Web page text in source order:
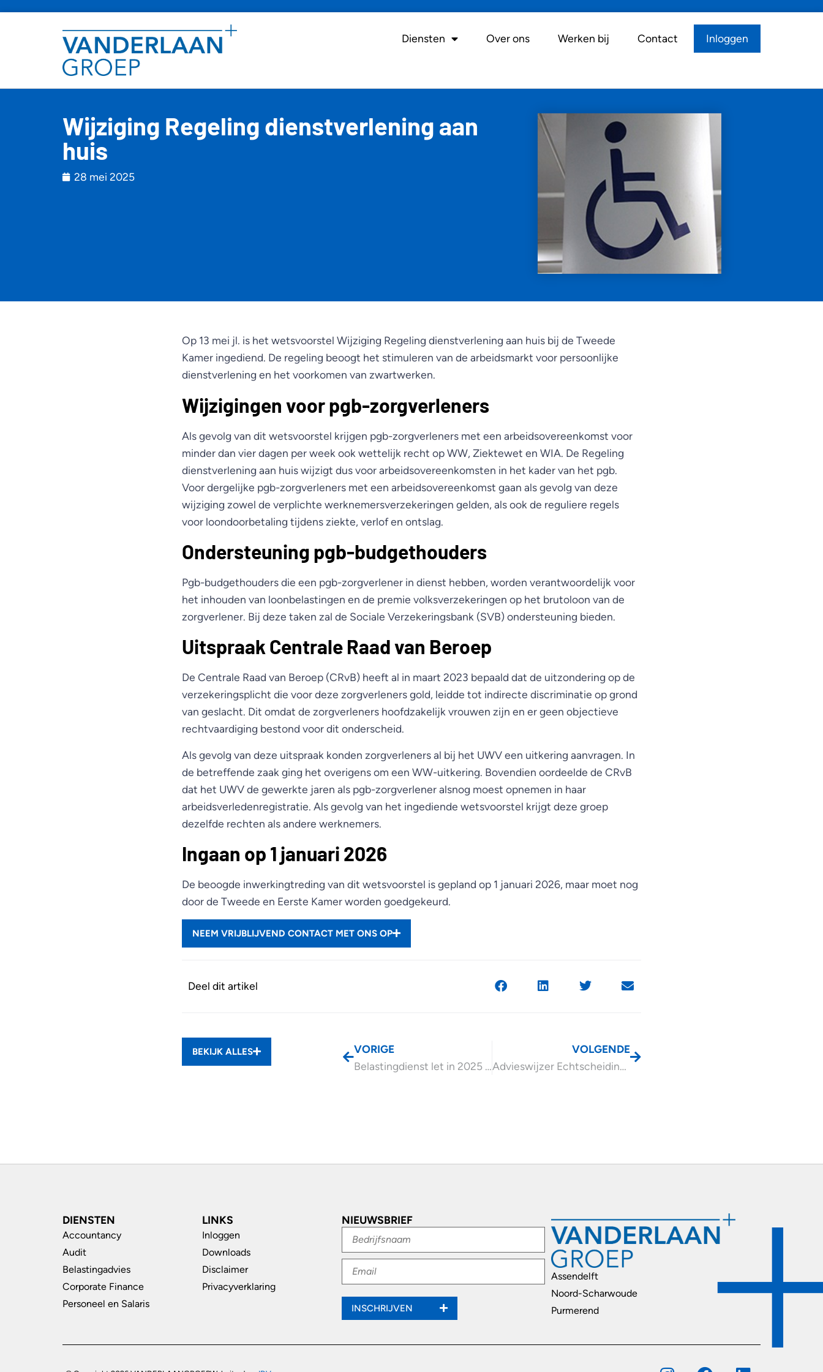
Diensten Over ons Werken bij Contact Inloggen
Wijziging Regeling dienstverlening aan
huis
28 mei 2025
Op 13 mei jl. is het wetsvoorstel Wijziging Regeling dienstverlening aan huis bij de Tweede
Kamer ingediend. De regeling beoogt het stimuleren van de arbeidsmarkt voor persoonlijke
dienstverlening en het voorkomen van zwartwerken.
Wijzigingen voor pgb-zorgverleners
Als gevolg van dit wetsvoorstel krijgen pgb-zorgverleners met een arbeidsovereenkomst voor
minder dan vier dagen per week ook wettelijk recht op WW, Ziektewet en WIA. De Regeling
dienstverlening aan huis wijzigt dus voor arbeidsovereenkomsten in het kader van het pgb.
Voor dergelijke pgb-zorgverleners met een arbeidsovereenkomst gaan als gevolg van deze
wijziging zowel de verplichte werknemersverzekeringen gelden, als ook de reguliere regels
voor loondoorbetaling tijdens ziekte, verlof en ontslag.
Ondersteuning pgb-budgethouders
Pgb-budgethouders die een pgb-zorgverlener in dienst hebben, worden verantwoordelijk voor
het inhouden van loonbelastingen en de premie volksverzekeringen op het brutoloon van de
zorgverlener. Bij deze taken zal de Sociale Verzekeringsbank (SVB) ondersteuning bieden.
Uitspraak Centrale Raad van Beroep
De Centrale Raad van Beroep (CRvB) heeft al in maart 2023 bepaald dat de uitzondering op de
verzekeringsplicht die voor deze zorgverleners gold, leidde tot indirecte discriminatie op grond
van geslacht. Dit omdat de zorgverleners hoofdzakelijk vrouwen zijn en er geen objectieve
rechtvaardiging bestond voor dit onderscheid.
Als gevolg van deze uitspraak konden zorgverleners al bij het UWV een uitkering aanvragen. In
de betreffende zaak ging het overigens om een WW-uitkering. Bovendien oordeelde de CRvB
dat het UWV de gewerkte jaren als pgb-zorgverlener alsnog moest opnemen in haar
arbeidsverledenregistratie. Als gevolg van het ingediende wetsvoorstel krijgt deze groep
dezelfde rechten als andere werknemers.
Ingaan op 1 januari 2026
De beoogde inwerkingtreding van dit wetsvoorstel is gepland op 1 januari 2026, maar moet nog
door de Tweede en Eerste Kamer worden goedgekeurd.
NEEM VRIJBLIJVEND CONTACT MET ONS OP
Deel dit artikel
BEKIJK ALLES
VORIGE
Belastingdienst let in 2025 extra op zakelijke kosten
VOLGENDE
Advieswijzer Echtscheiding en uw bedrijf
DIENSTEN
Accountancy
Audit
Belastingadvies
Corporate Finance
Personeel en Salaris
LINKS
Inloggen
Downloads
Disclaimer
Privacyverklaring
NIEUWSBRIEF
INSCHRIJVEN
Assendelft
Noord-Scharwoude
Purmerend